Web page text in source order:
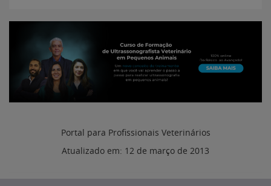
Portal para Profissionais Veterinários
Atualizado em: 12 de março de 2013